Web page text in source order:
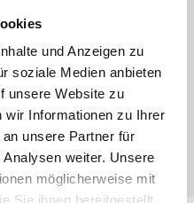
und Anzeigen zu
soziale Medien anbieten
unsere Website zu
wir Informationen zu Ihrer
unsere Partner für
weiter. Unsere
möglicherweise mit
zur Kenntnis